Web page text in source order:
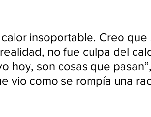
insoportable. Creo que
no fue culpa del
hoy, son cosas que
vio como se rompía una